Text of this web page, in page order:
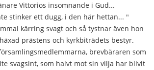
Vittorios insomnande i Gud...
stinker ett dugg, i den här hettan... "
kärring svagt och så tystnar även hon
prästens och kyrkbiträdets bestyr.
brevbäraren som
svagsint, som halvt mot sin vilja har blivit